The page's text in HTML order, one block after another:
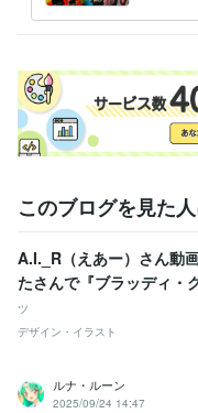
このブログを見た
A.I._R（えあー）さん動
たさんで『ブラッディ・
ツ
デザイン・イラスト
ルナ・ルーン
2025/09/24 14:47